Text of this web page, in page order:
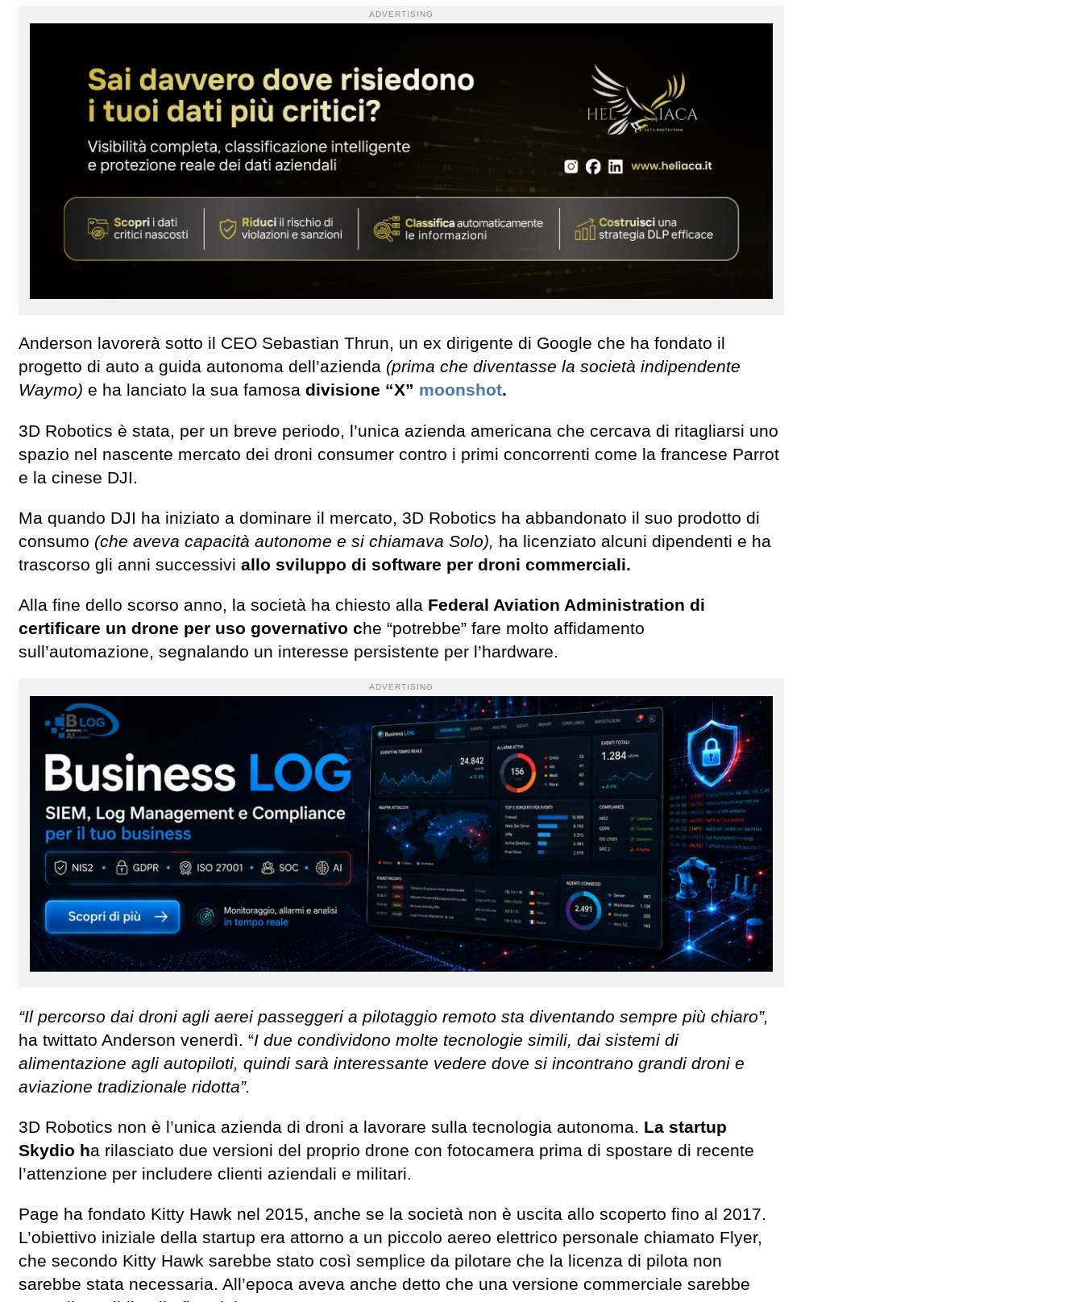
ADVERTISING
Anderson lavorerà sotto il CEO Sebastian Thrun, un ex dirigente di Google che ha fondato il
progetto di auto a guida autonoma dell’azienda (prima che diventasse la società indipendente
Waymo) e ha lanciato la sua famosa divisione “X” moonshot.
3D Robotics è stata, per un breve periodo, l’unica azienda americana che cercava di ritagliarsi uno
spazio nel nascente mercato dei droni consumer contro i primi concorrenti come la francese Parrot
e la cinese DJI.
Ma quando DJI ha iniziato a dominare il mercato, 3D Robotics ha abbandonato il suo prodotto di
consumo (che aveva capacità autonome e si chiamava Solo), ha licenziato alcuni dipendenti e ha
trascorso gli anni successivi allo sviluppo di software per droni commerciali.
Alla fine dello scorso anno, la società ha chiesto alla Federal Aviation Administration di
certificare un drone per uso governativo che “potrebbe” fare molto affidamento
sull’automazione, segnalando un interesse persistente per l’hardware.
ADVERTISING
“Il percorso dai droni agli aerei passeggeri a pilotaggio remoto sta diventando sempre più chiaro”,
ha twittato Anderson venerdì. “I due condividono molte tecnologie simili, dai sistemi di
alimentazione agli autopiloti, quindi sarà interessante vedere dove si incontrano grandi droni e
aviazione tradizionale ridotta”.
3D Robotics non è l’unica azienda di droni a lavorare sulla tecnologia autonoma. La startup
Skydio ha rilasciato due versioni del proprio drone con fotocamera prima di spostare di recente
l’attenzione per includere clienti aziendali e militari.
Page ha fondato Kitty Hawk nel 2015, anche se la società non è uscita allo scoperto fino al 2017.
L’obiettivo iniziale della startup era attorno a un piccolo aereo elettrico personale chiamato Flyer,
che secondo Kitty Hawk sarebbe stato così semplice da pilotare che la licenza di pilota non
sarebbe stata necessaria. All’epoca aveva anche detto che una versione commerciale sarebbe